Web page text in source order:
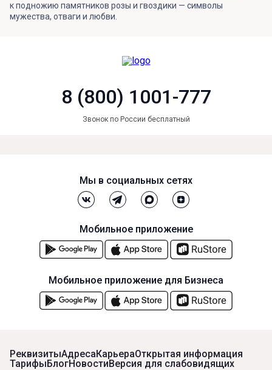
к подножию памятников розы и гвоздики — символы
мужества, отваги и любви.
8 (800) 1001-777
Звонок по России бесплатный
РеквизитыАдресаКарьераОткрытая информация
ТарифыБлогНовостиВерсия для слабовидящих
Мы в социальных сетях
Мобильное приложение
Мобильное приложение для Бизнеса